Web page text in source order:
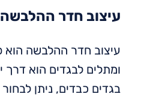
עיצוב חדר
עיצוב חדר ההלבשה הוא
ומתלים לבגדים הוא דרך
בגדים כבדים, ניתן